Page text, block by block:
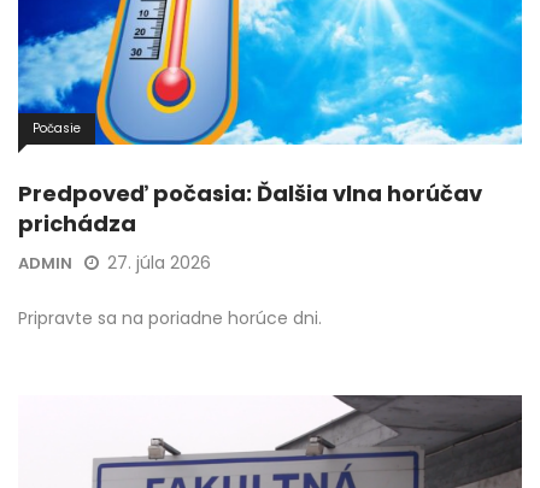
Počasie
Predpoveď počasia: Ďalšia vlna horúčav
prichádza
ADMIN 27. júla 2026
Pripravte sa na poriadne horúce dni.